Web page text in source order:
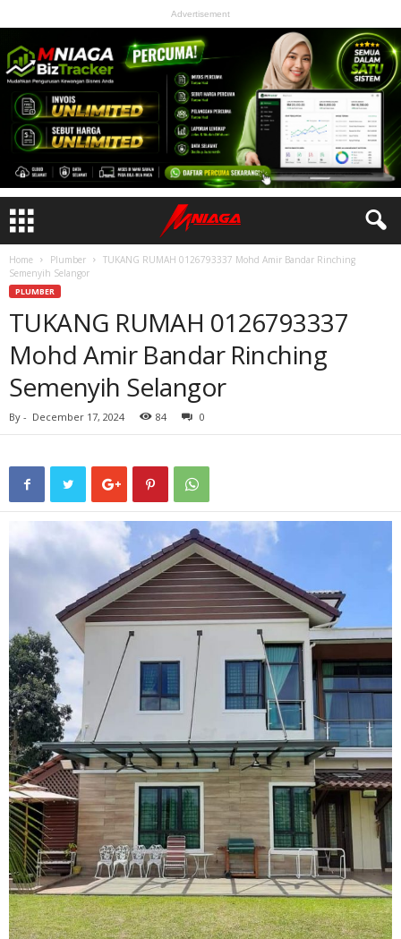
Advertisement
Home Plumber
TUKANG RUMAH 0126793337 Mohd Amir Bandar Rinching
Semenyih Selangor
PLUMBER
TUKANG RUMAH 0126793337
Mohd Amir Bandar Rinching
Semenyih Selangor
By - December 17, 2024 84 0